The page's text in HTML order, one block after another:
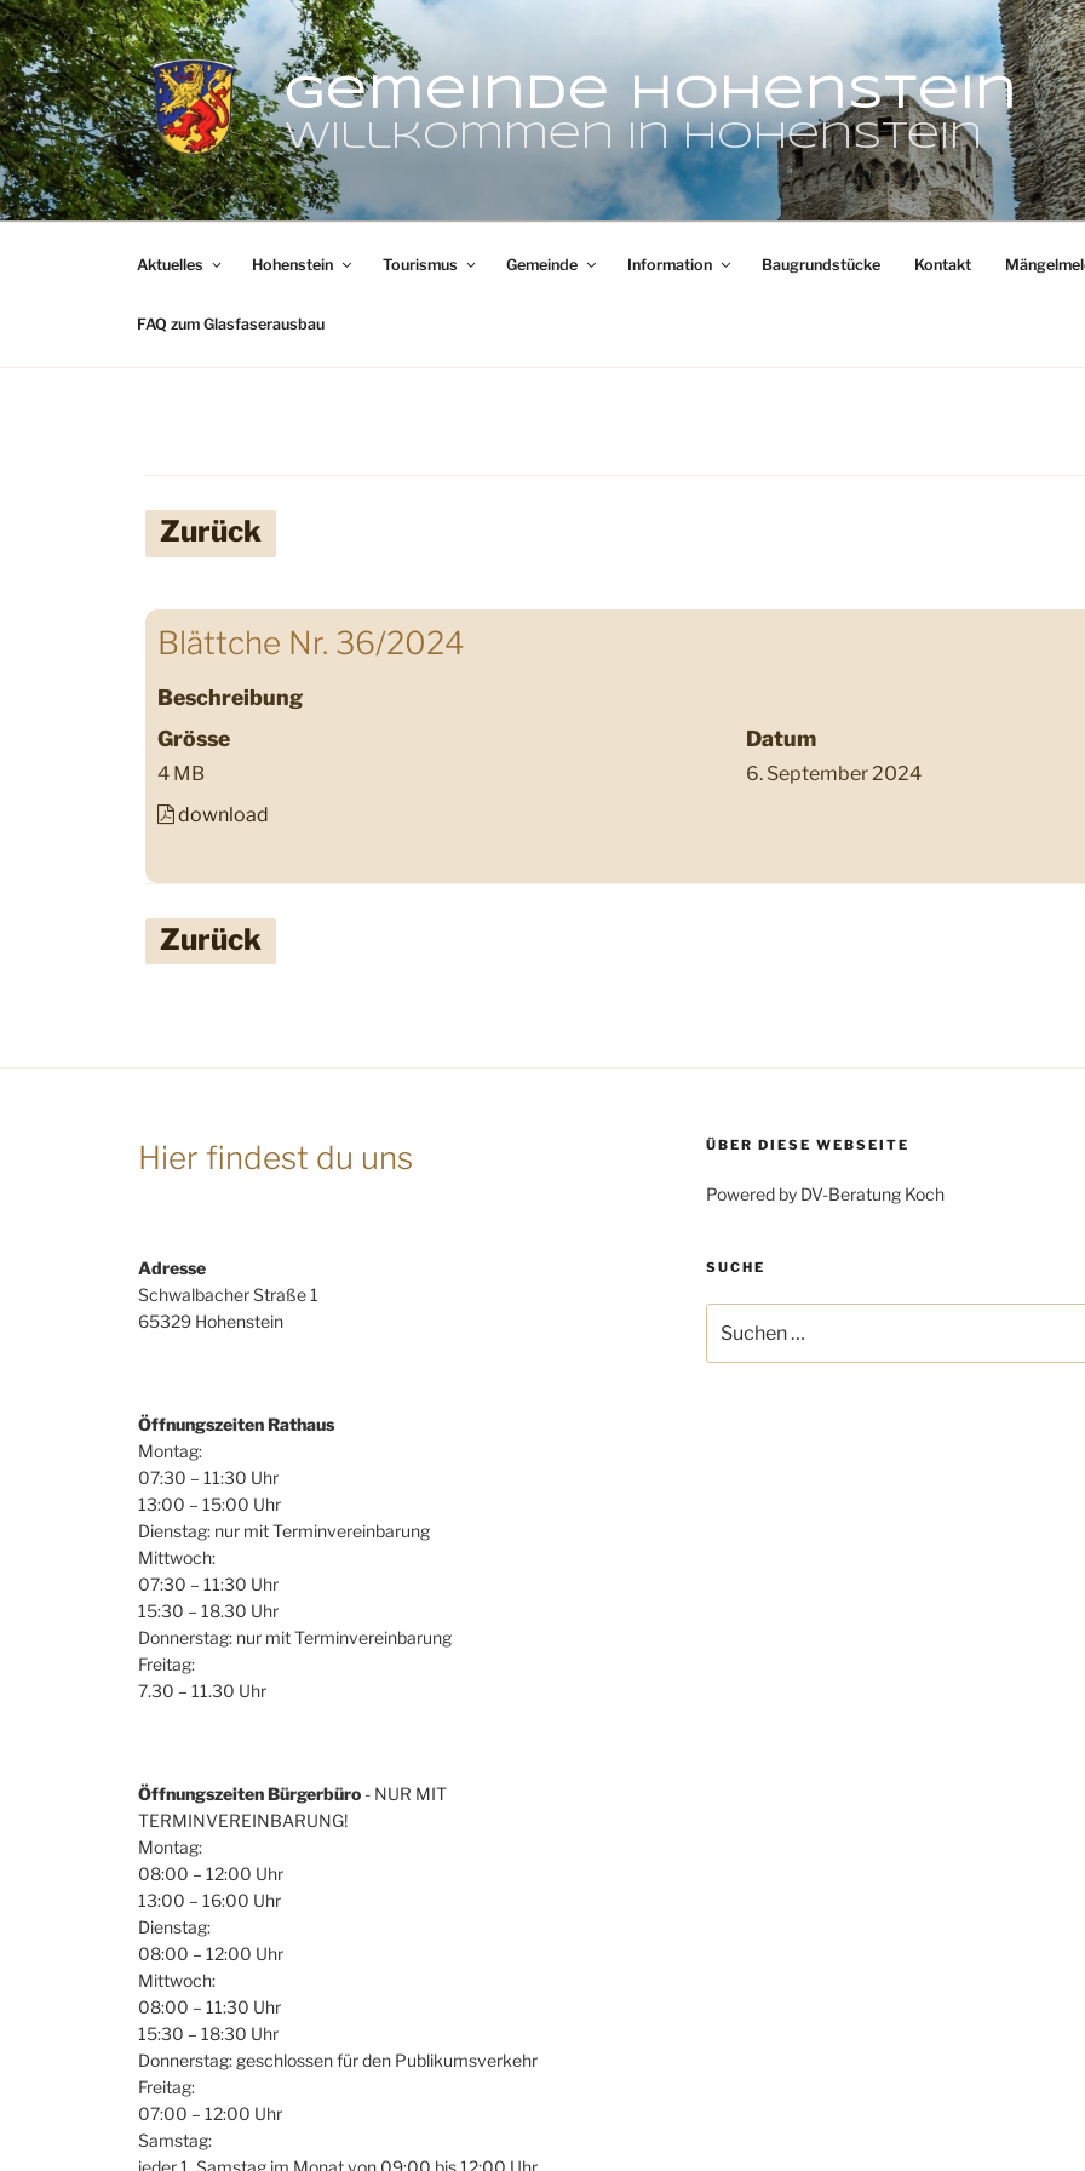
Zum
Inhalt
springen
Gemeinde Hohenstein
Willkommen in Hohenstein
Aktuelles Hohenstein Tourismus Gemeinde Information Baugrundstücke Kontakt
FAQ zum Glasfaserausbau
Zurück
Blättche Nr. 36/2024
Beschreibung
Grösse
4 MB
Datum
6. September 2024
download
Zurück
Hier findest du uns
Adresse
Schwalbacher Straße 1
65329 Hohenstein
Öffnungszeiten Rathaus
Montag:
07:30 – 11:30 Uhr
13:00 – 15:00 Uhr
Dienstag: nur mit Terminvereinbarung
Mittwoch:
07:30 – 11:30 Uhr
15:30 – 18.30 Uhr
Donnerstag: nur mit Terminvereinbarung
Freitag:
7.30 – 11.30 Uhr
Öffnungszeiten Bürgerbüro - NUR MIT
TERMINVEREINBARUNG!
Montag:
08:00 – 12:00 Uhr
13:00 – 16:00 Uhr
Dienstag:
08:00 – 12:00 Uhr
Mittwoch:
08:00 – 11:30 Uhr
15:30 – 18:30 Uhr
Donnerstag: geschlossen für den Publikumsverkehr
Freitag:
07:00 – 12:00 Uhr
Samstag:
jeder 1. Samstag im Monat von 09:00 bis 12:00 Uhr
ÜBER DIESE WEBSEITE
Powered by DV-Beratung Koch
SUCHE
nach: